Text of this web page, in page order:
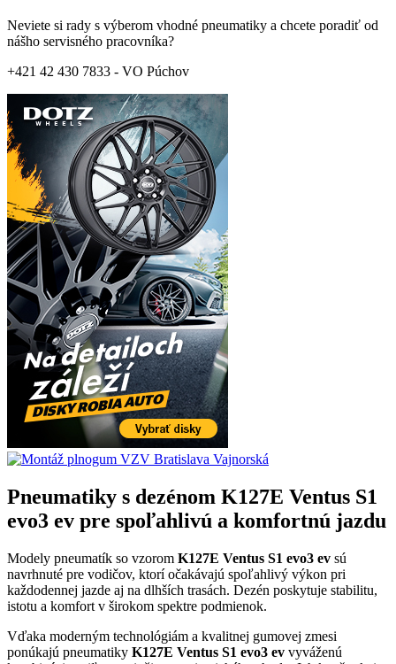
Neviete si rady s výberom vhodné pneumatiky a chcete poradiť od
nášho servisného pracovníka?
+421 42 430 7833 - VO Púchov
Pneumatiky s dezénom K127E Ventus S1
evo3 ev pre spoľahlivú a komfortnú jazdu
Modely pneumatík so vzorom K127E Ventus S1 evo3 ev sú
navrhnuté pre vodičov, ktorí očakávajú spoľahlivý výkon pri
každodennej jazde aj na dlhších trasách. Dezén poskytuje stabilitu,
istotu a komfort v širokom spektre podmienok.
Vďaka moderným technológiám a kvalitnej gumovej zmesi
ponúkajú pneumatiky K127E Ventus S1 evo3 ev vyváženú